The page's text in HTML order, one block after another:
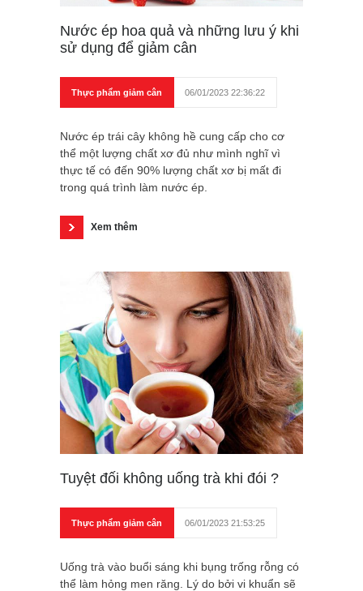
Nước ép hoa quả và những lưu ý khi
sử dụng để giảm cân
Thực phẩm giảm cân 06/01/2023 22:36:22
Nước ép trái cây không hề cung cấp cho cơ
thể một lượng chất xơ đủ như mình nghĩ vì
thực tế có đến 90% lượng chất xơ bị mất đi
trong quá trình làm nước ép.
Xem thêm
Tuyệt đối không uống trà khi đói ?
Thực phẩm giảm cân 06/01/2023 21:53:25
Uống trà vào buổi sáng khi bụng trống rỗng có
thể làm hỏng men răng. Lý do bởi vi khuẩn sẽ